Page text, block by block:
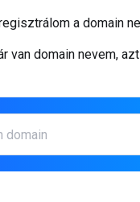
a domain
van domain nevem,